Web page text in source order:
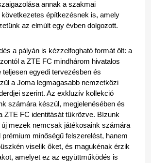
annak a szakmai
építkezésnek is, amely
az elmúlt egy évben dolgozott.
a pályán is kézzelfogható formát ölt: a
a ZTE FC mindhárom hivatalos
egyedi tervezésben és
a Joma legmagasabb nemzetközi
szerint. Az exkluzív kollekció
számára készül, megjelenésében és
ZTE FC identitását tükrözve. Bízunk
új mezek nemcsak játékosaink számára
prémium minőségű felszerelést, hanem
viselik őket, és magukénak érzik
amelyet ez az együttműködés is